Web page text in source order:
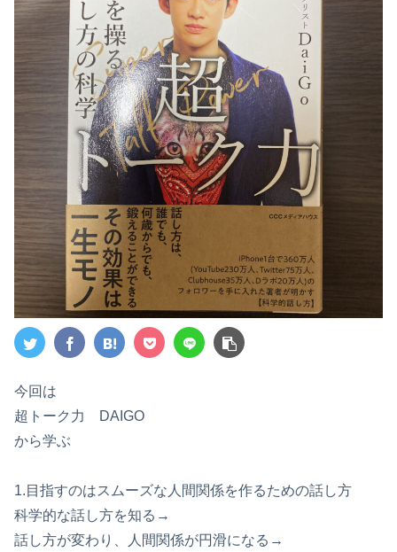
今回は
超トーク力 DAIGO
から学ぶ
1.目指すのはスムーズな人間関係を作るための話し方
科学的な話し方を知る→
話し方が変わり、人間関係が円滑になる→